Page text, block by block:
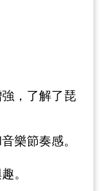
，了解了琵
樂節奏感。
。